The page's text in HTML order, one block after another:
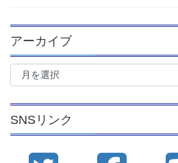
アーカイブ
ア
イ
ブ
SNSリンク